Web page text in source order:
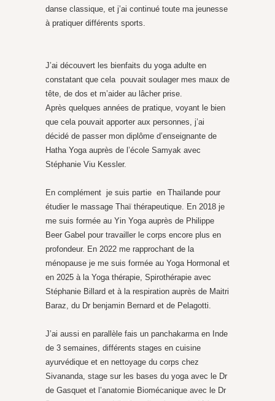
danse classique, et j’ai continué toute ma jeunesse
à pratiquer différents sports.
J’ai découvert les bienfaits du yoga adulte en
constatant que cela pouvait soulager mes maux de
tête, de dos et m’aider au lâcher prise.
Après quelques années de pratique, voyant le bien
que cela pouvait apporter aux personnes, j’ai
décidé de passer mon diplôme d’enseignante de
Hatha Yoga auprès de l’école Samyak avec
Stéphanie Viu Kessler.
En complément je suis partie en Thaïlande pour
étudier le massage Thaï thérapeutique. En 2018 je
me suis formée au Yin Yoga auprès de Philippe
Beer Gabel pour travailler le corps encore plus en
profondeur. En 2022 me rapprochant de la
ménopause je me suis formée au Yoga Hormonal et
en 2025 à la Yoga thérapie, Spirothérapie avec
Stéphanie Billard et à la respiration auprès de Maitri
Baraz, du Dr benjamin Bernard et de Pelagotti.
J’ai aussi en parallèle fais un panchakarma en Inde
de 3 semaines, différents stages en cuisine
ayurvédique et en nettoyage du corps chez
Sivananda, stage sur les bases du yoga avec le Dr
de Gasquet et l’anatomie Biomécanique avec le Dr